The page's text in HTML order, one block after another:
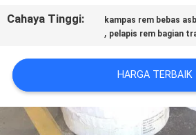
PRIVACY
POLICY
Cahaya Tinggi: kampas rem bebas
, pelapis rem bagian
HARGA TERBAIK